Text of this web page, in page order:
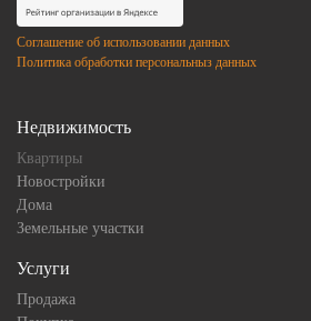
Соглашение об использовании данных
Политика обработки персональныз данных
Недвижимость
Квартиры
Новостройки
Дома
Земельные участки
Услуги
Продажа